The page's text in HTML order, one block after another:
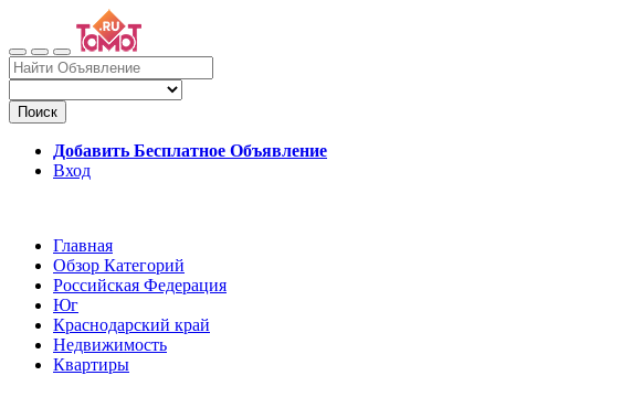
Поиск
Добавить Бесплатное Объявление
Вход
Главная
Обзор Категорий
Российская Федерация
Юг
Краснодарский край
Недвижимость
Квартиры